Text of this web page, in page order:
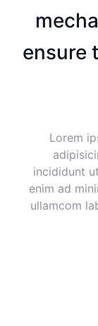
ensure
Lorem
incididunt
enim ad
ullamcom